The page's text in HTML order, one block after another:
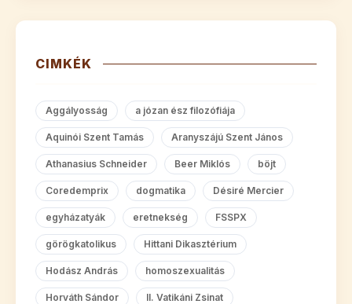
CIMKÉK
Aggályosság a józan ész filozófiája
Aquinói Szent Tamás Aranyszájú Szent János
Athanasius Schneider Beer Miklós böjt
Coredemprix dogmatika Désiré Mercier
egyházatyák eretnekség FSSPX
görögkatolikus Hittani Dikasztérium
Hodász András homoszexualitás
Horváth Sándor II. Vatikáni Zsinat